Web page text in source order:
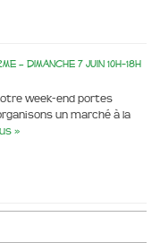
– dimanche 7 juin 10h-18h
week-end portes
un marché à la
»